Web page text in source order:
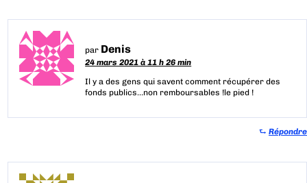
par Denis
24 mars 2021 à 11 h 26 min
Il y a des gens qui savent comment récupérer des
fonds publics…non remboursables !le pied !
⮑ Répondre